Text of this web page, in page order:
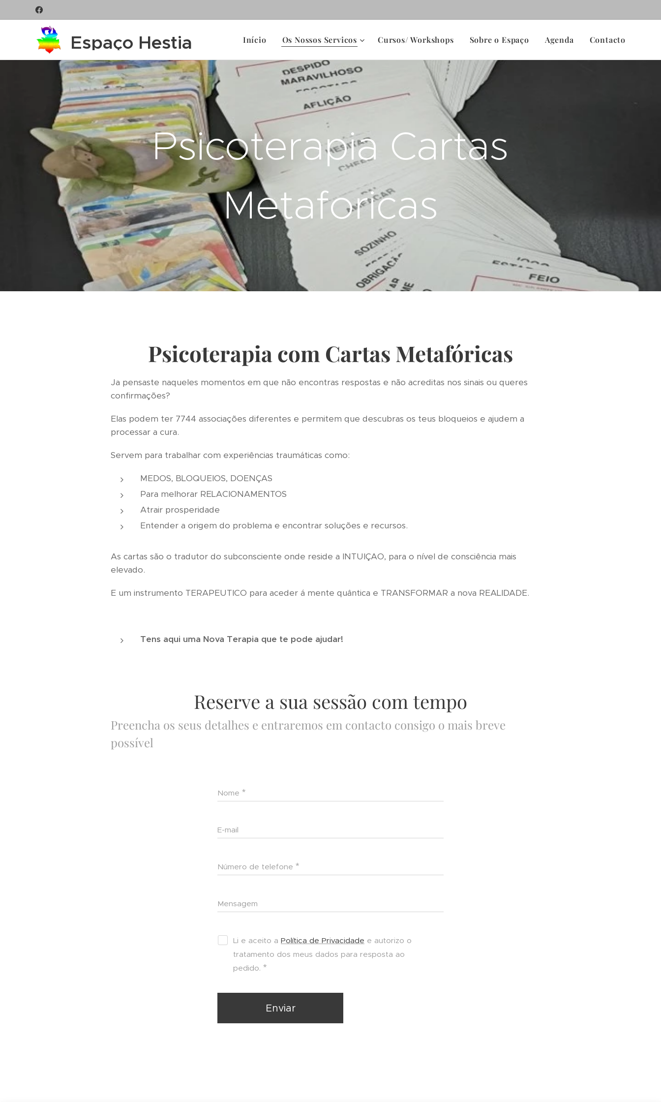
Espaço Hestia Início Os Nossos Servicos Cursos/ Workshops Sobre o Espaço Agenda Contacto
Psicoterapia Cartas
Metaforicas
Psicoterapia com Cartas Metafóricas
Ja pensaste naqueles momentos em que não encontras respostas e não acreditas nos sinais ou queres
confirmações?
Elas podem ter 7744 associações diferentes e permitem que descubras os teus bloqueios e ajudem a
processar a cura.
Servem para trabalhar com experiências traumáticas como:
MEDOS, BLOQUEIOS, DOENÇAS
Para melhorar RELACIONAMENTOS
Atrair prosperidade
Entender a origem do problema e encontrar soluções e recursos.
As cartas são o tradutor do subconsciente onde reside a INTUIÇAO, para o nível de consciência mais
elevado.
E um instrumento TERAPEUTICO para aceder á mente quântica e TRANSFORMAR a nova REALIDADE.
Tens aqui uma Nova Terapia que te pode ajudar!
Reserve a sua sessão com tempo
Preencha os seus detalhes e entraremos em contacto consigo o mais breve
possível
Nome
E-mail
Número de telefone
Mensagem
Li e aceito a Política de Privacidade e autorizo o
tratamento dos meus dados para resposta ao
pedido.
Enviar